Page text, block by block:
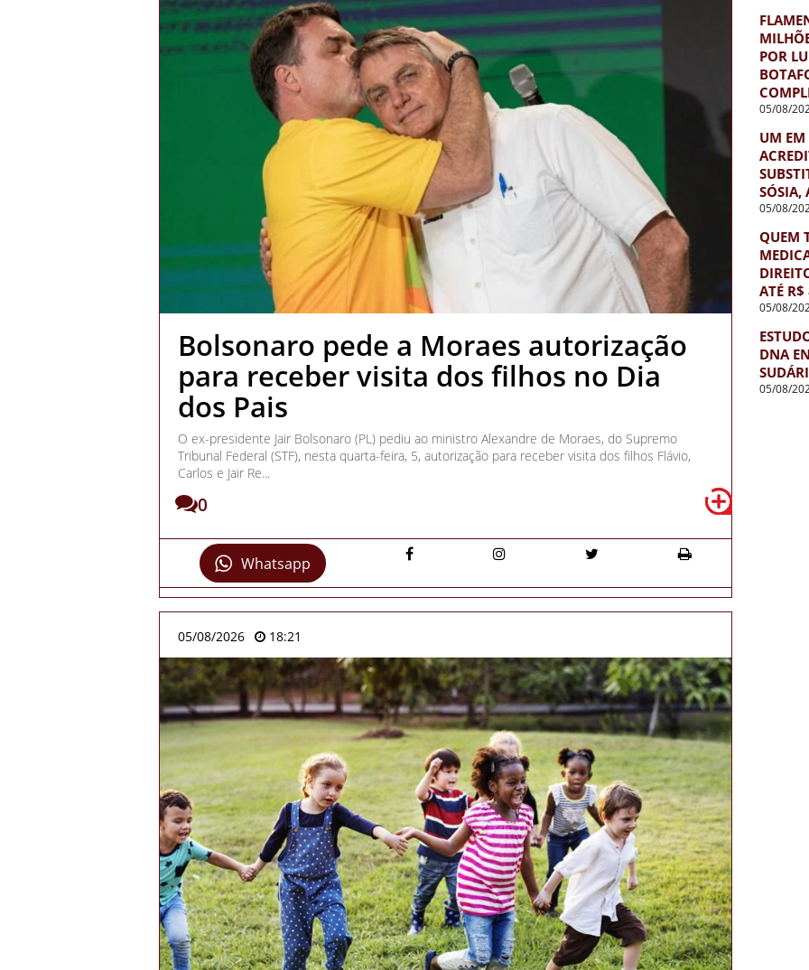
Bolsonaro pede a Moraes autorização
para receber visita dos filhos no Dia
dos Pais
O ex-presidente Jair Bolsonaro (PL) pediu ao ministro Alexandre de Moraes, do Supremo
Tribunal Federal (STF), nesta quarta-feira, 5, autorização para receber visita dos filhos Flávio,
Carlos e Jair Re...
0
Whatsapp
05/08/2026 18:21
POR
05/08/
UM EM
SÓSIA,
05/08/
QUEM
ATÉ R$
05/08/
DNA
05/08/